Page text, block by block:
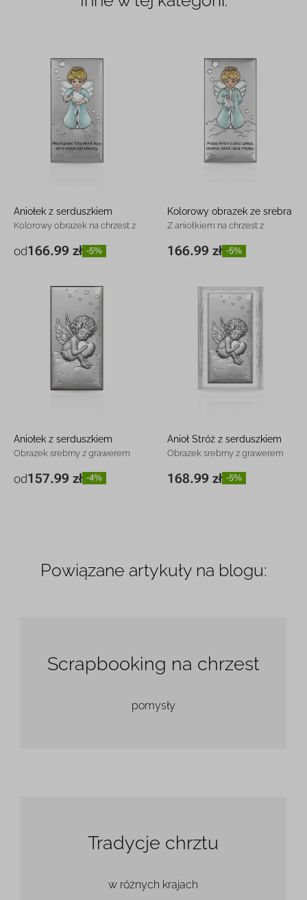
Aniołek z serduszkiem
Kolorowy obrazek na chrzest z
od166.99 zł -5%
7 x 14 cm 166.99 zł
Kolorowy obrazek ze srebra
Z aniołkiem na chrzest z
166.99 zł -5%
7 x 14 cm 166.99 zł
Aniołek z serduszkiem
Obrazek srebrny z grawerem
od157.99 zł -4%
7 x 14 cm 157.99 zł
Anioł Stróż z serduszkiem
Obrazek srebrny z grawerem
168.99 zł -5%
8,5 x 15 cm 168.99 zł
Powiązane artykuły na blogu:
Scrapbooking na chrzest
pomysły
Tradycje chrztu
w różnych krajach